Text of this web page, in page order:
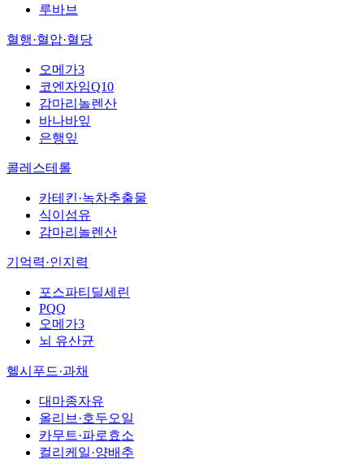
루바브
혈행·혈압·혈당
오메가3
코엔자임Q10
감마리놀렌산
바나바잎
은행잎
콜레스테롤
카테킨·녹차추출물
식이섬유
감마리놀렌산
기억력·인지력
포스파티딜세린
PQQ
오메가3
뇌 유산균
헬시푸드·과채
대마종자유
올리브·호두오일
카무트·파로효소
컬리케일·양배추